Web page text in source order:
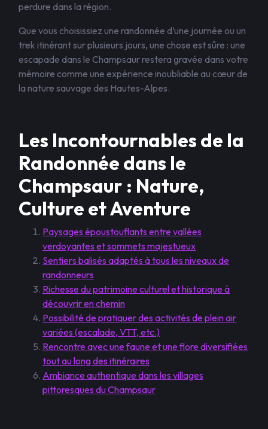
perdure dans la région.
Que vous choisissiez une randonnée d’une journée ou un
trek itinérant sur plusieurs jours, une chose est sûre : une
escapade dans le Champsaur restera gravée dans votre
mémoire comme une expérience inoubliable au cœur de
la nature sauvage des Hautes-Alpes.
Les Incontournables de la
Randonnée dans le
Champsaur : Nature,
Culture et Aventure
Paysages époustouflants entre vallées
verdoyantes et sommets majestueux
Sentiers balisés adaptés à tous les niveaux de
randonneurs
Richesse du patrimoine culturel et historique à
découvrir en chemin
Possibilité de pratiquer des activités de plein air
variées (escalade, VTT, etc.)
Rencontre avec une faune et une flore diversifiées
tout au long des itinéraires
Ambiance authentique dans les villages
pittoresques du Champsaur